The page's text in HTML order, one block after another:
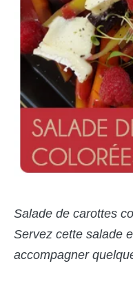
Salade de carottes
Servez cette salade
accompagner